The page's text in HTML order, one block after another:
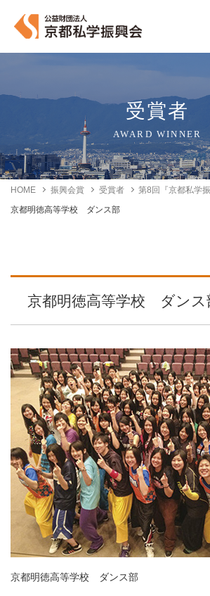
受賞者
AWARD WINNER
HOME 振興会賞 受賞者
第8回『京都私学
京都明徳高等学校 ダンス部
京都明徳高等学校 ダンス
京都明徳高等学校 ダンス部